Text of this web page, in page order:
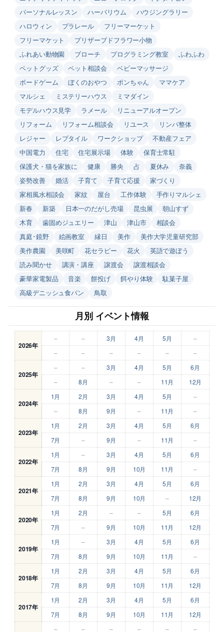
パーソナルレッスン
ハーバリウム
ハウジングラリー
ハロウィン
プラレール
フリーマーケット
フリーマケット
プリザーブドフラワー小物
ふれあい動物園
ブローチ プログラミング教室
ふわふわ
ペットグッズ
ペット相談会
ベビーマッサージ
ボードゲーム
ぼくのおやつ ポンちゃん
ママケア
マルシェ
ミステリーハウス
ミマダイン
モデルハウス見学
ラメール
リニューアルオープン
リフォーム
リフォーム相談会 リユース
リンパ整体
レジャー
レプタイル ワークショップ
不動産フェア
中国電力
住宅 住宅展示場 体験
保育士常駐
保護犬・猫を家族に
健康 勝央 占 夏休み
奈義
姿勢改善
婚活 子育て 子育て応援
家づくり
家相風水相談会
家紋 屋台 工作体験
手作りマルシェ
新春
新築 日本一のだがし売場 昆虫展
朝山すず
木育
歯固めジュエリー 津山 津山市
相談会
真庭･鏡野
絵画教室 縁日 美作
美作大学児童研究部
美作農園
美咲町 花セラピー 花火
英語で遊ぼう
読み聞かせ
講演・講座 譲渡会
譲渡相談会
豪華家電製品
音楽 餅投げ 餌やり体験
駄菓子屋
高級デニッシュ食パン
鳥取
月別 イベント情報
2026年
– – 3月 4月 5月
–
–
– – – – –
2025年
– – 3月 4月 5月
6月
–
8月 – – 11月 12月
2024年
1月 2月 3月 4月 5月
–
–
8月 9月 – 11月 –
2023年
1月 2月 3月 4月 5月
6月
7月
– 9月 – 11月 –
2022年
1月 – 3月 4月 5月
6月
7月
8月 9月 10月 11月 –
2021年
1月 2月 3月 4月 5月
6月
7月
8月 9月 10月 – 12月
2020年
1月 2月 – – 5月
6月
7月
– 9月 10月 11月 12月
2019年
1月 – 3月 4月 5月
6月
7月
8月 9月 10月 11月 –
2018年
1月 2月 3月 4月 5月
6月
7月
8月 9月 10月 11月 12月
2017年
1月 2月 3月 4月 5月
6月
7月
8月 9月 10月 11月 12月
– – – – –
–